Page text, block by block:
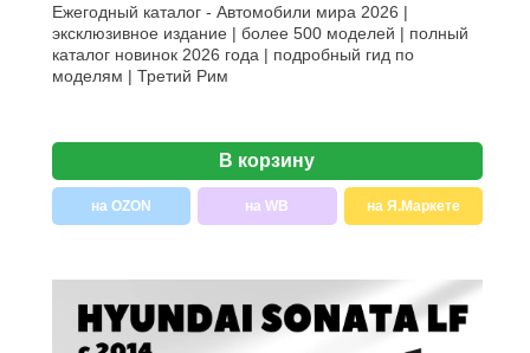
Ежегодный каталог - Автомобили мира 2026 |
эксклюзивное издание | более 500 моделей | полный
каталог новинок 2026 года | подробный гид по
моделям | Третий Рим
В корзину
на OZON на WB на Я.Маркете